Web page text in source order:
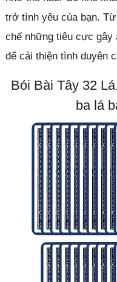
trở tình yêu của bạn.
chế những tiêu cực gây
để cải thiện tình duyên
Bói Bài Tây 32
ba lá